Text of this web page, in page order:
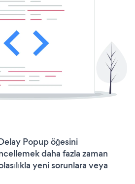
Popup öğesini
daha fazla zaman
yeni sorunlara veya